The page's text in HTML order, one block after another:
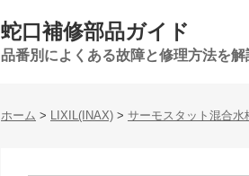
蛇口補修部品ガイド
品番別によくある故障と修理方法を解
ホーム > LIXIL(INAX) > サーモスタット混合水